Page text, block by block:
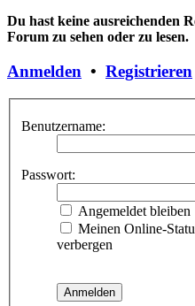
Du hast keine ausreichenden
Forum zu sehen oder zu lesen.
Anmelden • Registrieren
Benutzername:
Passwort:
Angemeldet bleiben
Meinen Online-
verbergen